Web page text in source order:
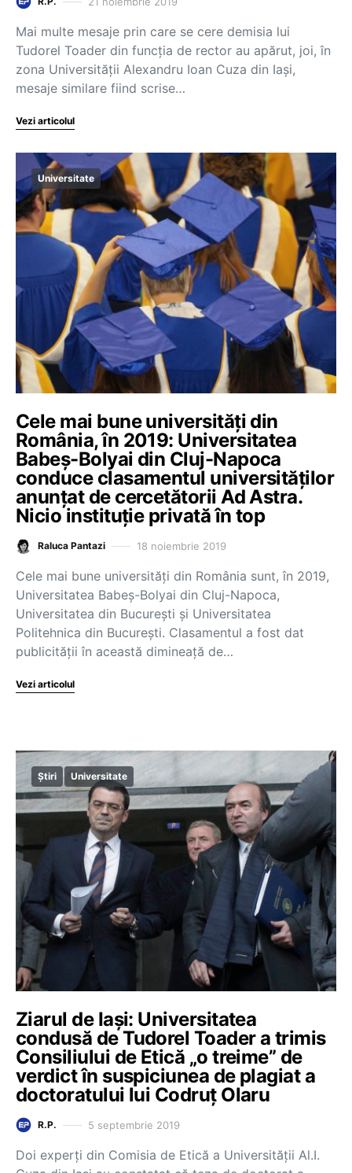
Mai multe mesaje prin care se cere demisia lui
Tudorel Toader din funcția de rector au apărut, joi, în
zona Universităţii Alexandru Ioan Cuza din Iaşi,
mesaje similare fiind scrise…
Vezi articolul
Universitate
Cele mai bune universități din
România, în 2019: Universitatea
Babeș-Bolyai din Cluj-Napoca
conduce clasamentul universităților
anunțat de cercetătorii Ad Astra.
Nicio instituție privată în top
Raluca Pantazi 18 noiembrie 2019
Cele mai bune universități din România sunt, în 2019,
Universitatea Babeș-Bolyai din Cluj-Napoca,
Universitatea din București și Universitatea
Politehnica din București. Clasamentul a fost dat
publicității în această dimineață de…
Vezi articolul
Știri Universitate
Ziarul de Iași: Universitatea
condusă de Tudorel Toader a trimis
Consiliului de Etică „o treime” de
verdict în suspiciunea de plagiat a
doctoratului lui Codruț Olaru
R.P. 5 septembrie 2019
Doi experți din Comisia de Etică a Universității Al.I.